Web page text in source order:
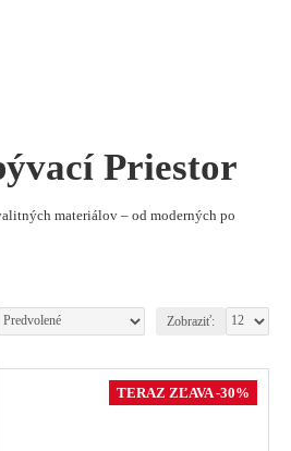
Priestor
materiálov – od moderných po
Zobraziť:
TERAZ ZĽAVA -30%